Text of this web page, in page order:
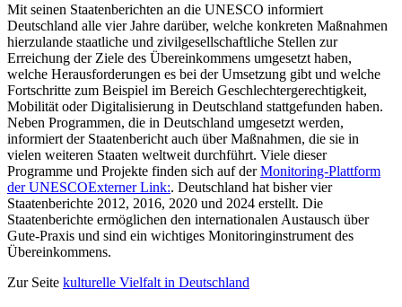
Mit seinen Staatenberichten an die UNESCO informiert
Deutschland alle vier Jahre darüber, welche konkreten Maßnahmen
hierzulande staatliche und zivilgesellschaftliche Stellen zur
Erreichung der Ziele des Übereinkommens umgesetzt haben,
welche Herausforderungen es bei der Umsetzung gibt und welche
Fortschritte zum Beispiel im Bereich Geschlechtergerechtigkeit,
Mobilität oder Digitalisierung in Deutschland stattgefunden haben.
Neben Programmen, die in Deutschland umgesetzt werden,
informiert der Staatenbericht auch über Maßnahmen, die sie in
vielen weiteren Staaten weltweit durchführt. Viele dieser
Programme und Projekte finden sich auf derMonitoring-Plattform
der UNESCOExterner Link:. Deutschland hat bisher vier
Staatenberichte 2012, 2016, 2020 und 2024 erstellt. Die
Staatenberichte ermöglichen den internationalen Austausch über
Gute-Praxis und sind ein wichtiges Monitoringinstrument des
Übereinkommens.
Zur Seite kulturelle Vielfalt in Deutschland